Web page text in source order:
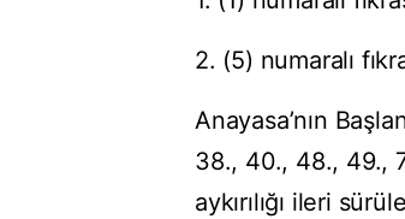
2. (5) numaralı
Anayasa’nın
38., 40., 48., 49.,
aykırılığı ileri